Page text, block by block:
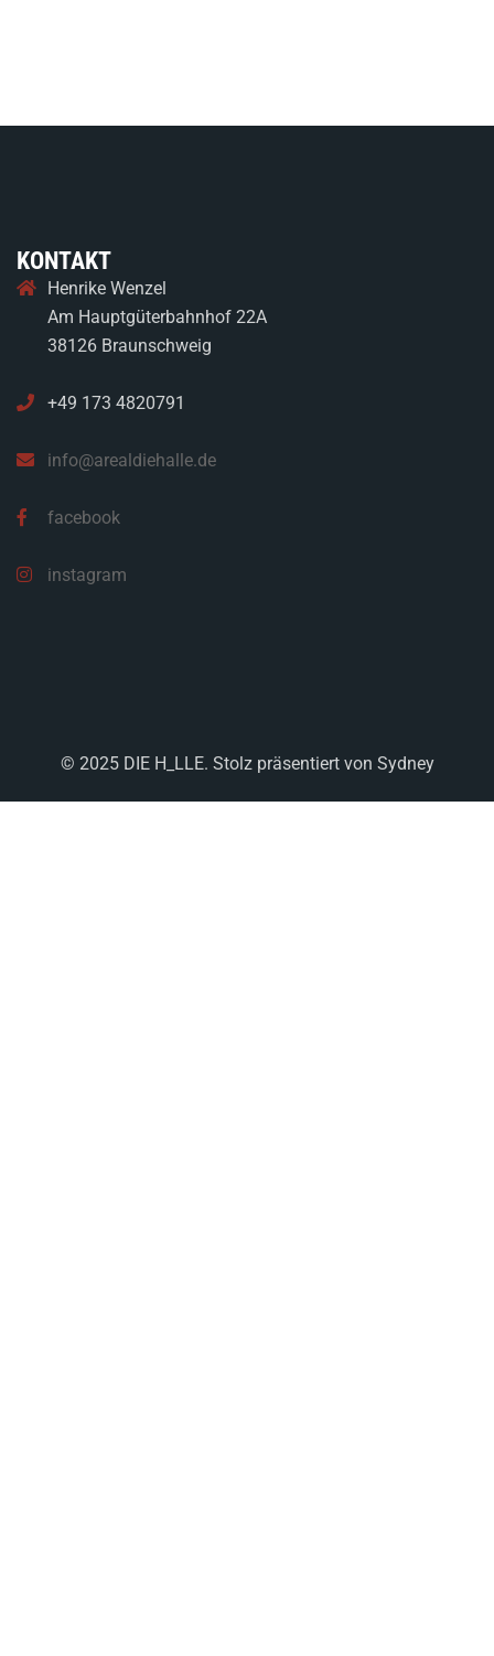
KONTAKT
Henrike Wenzel
Am Hauptgüterbahnhof 22A
38126 Braunschweig
+49 173 4820791
info@arealdiehalle.de
facebook
instagram
© 2025 DIE H_LLE. Stolz präsentiert von Sydney